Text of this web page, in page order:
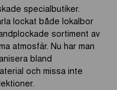
specialbutiker.
lockat både lokalbor
sortiment av
atmosfär. Nu har man
bland
och missa inte